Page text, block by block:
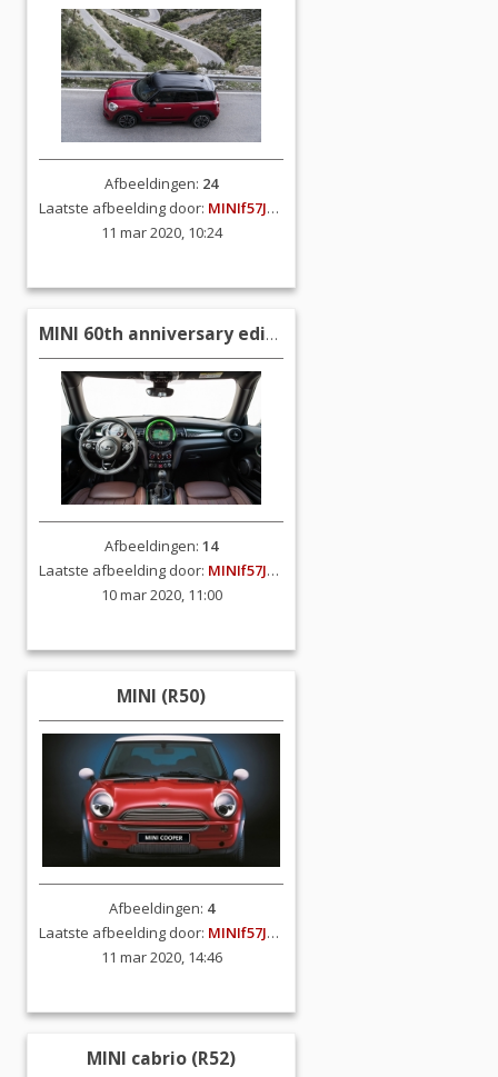
Afbeeldingen: 24
Laatste afbeelding door: MINIf57JCW
11 mar 2020, 10:24
MINI 60th anniversary edition (F56)
Afbeeldingen: 14
Laatste afbeelding door: MINIf57JCW
10 mar 2020, 11:00
MINI (R50)
Afbeeldingen: 4
Laatste afbeelding door: MINIf57JCW
11 mar 2020, 14:46
MINI cabrio (R52)